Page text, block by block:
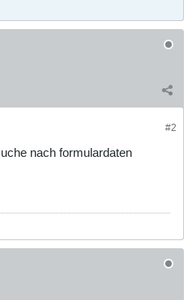
#2
nach formulardaten